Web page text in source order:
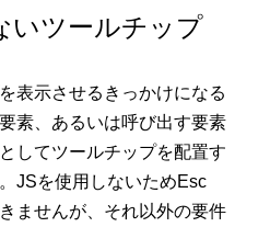
いツールチップ
表示させるきっかけになる
素、あるいは呼び出す要素
してツールチップを配置す
JSを使用しないためEsc
ませんが、それ以外の要件